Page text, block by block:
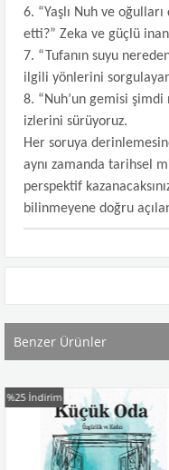
6. “Yaşlı Nuh ve
etti?” Zeka ve güçlü
7. “Tufanın suyu
ilgili yönlerini
8. “Nuh’un gemisi
izlerini sürüyoruz.
Her soruya
aynı zamanda tarihsel
perspektif
bilinmeyene doğru
Benzer Ürünler